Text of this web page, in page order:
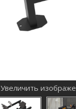
Увеличить